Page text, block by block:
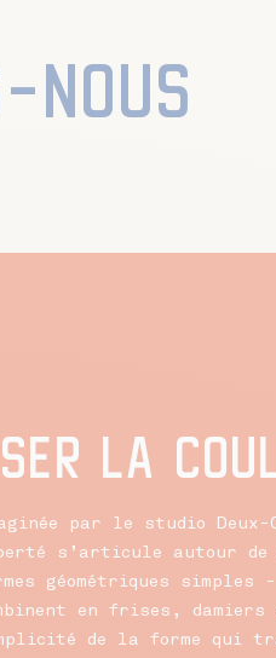
NOUS
LA
par le studio
s’articule autour de
géométriques
en frises,
de la forme qui